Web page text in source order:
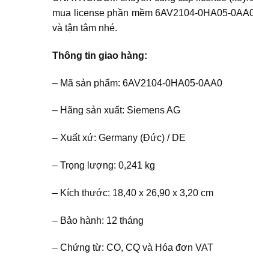
mua license phần mềm 6AV2104-0HA05-
và tận tâm nhé.
Thông tin giao hàng:
– Mã sản phẩm: 6AV2104-0HA05-0AA0
– Hãng sản xuất: Siemens AG
– Xuất xứ: Germany (Đức) / DE
– Trọng lượng: 0,241 kg
– Kích thước: 18,40 x 26,90 x 3,20 cm
– Bảo hành: 12 tháng
– Chứng từ: CO, CQ và Hóa đơn VAT